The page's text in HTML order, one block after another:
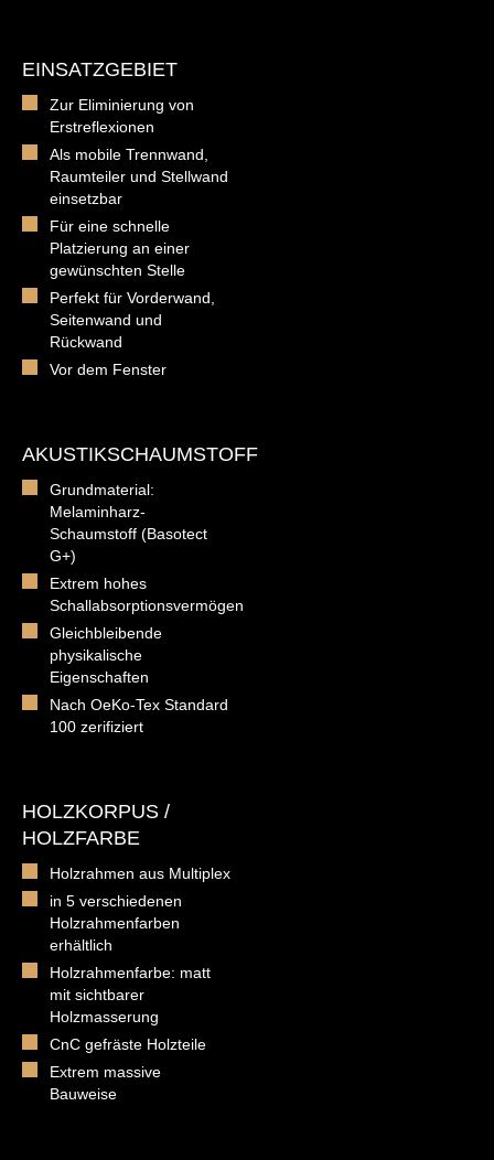
EINSATZGEBIET
Zur Eliminierung von
Erstreflexionen
Als mobile Trennwand,
Raumteiler und Stellwand
einsetzbar
Für eine schnelle
Platzierung an einer
gewünschten Stelle
Perfekt für Vorderwand,
Seitenwand und
Rückwand
Vor dem Fenster
AKUSTIKSCHAUMSTOFF
Grundmaterial:
Melaminharz-
Schaumstoff (Basotect
G+)
Extrem hohes
Schallabsorptionsvermögen
Gleichbleibende
physikalische
Eigenschaften
Nach OeKo-Tex Standard
100 zerifiziert
HOLZKORPUS /
HOLZFARBE
Holzrahmen aus Multiplex
in 5 verschiedenen
Holzrahmenfarben
erhältlich
Holzrahmenfarbe: matt
mit sichtbarer
Holzmasserung
CnC gefräste Holzteile
Extrem massive
Bauweise